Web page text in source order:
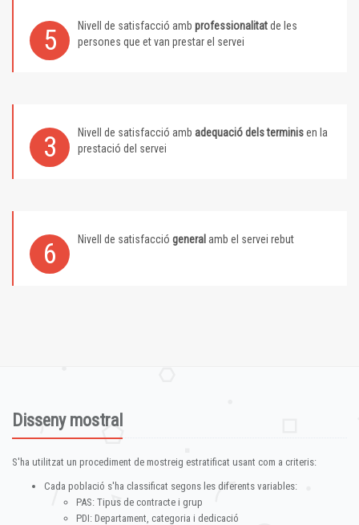
5 Nivell de satisfacció amb professionalitatde les
persones que et van prestar el servei
3 Nivell de satisfacció amb adequació dels terminisen la
prestació del servei
6 Nivell de satisfacció general amb el servei rebut
Disseny mostral
S'ha utilitzat un procediment de mostreig estratificat usant com a criteris:
Cada població s'ha classificat segons les diferents variables:
PAS: Tipus de contracte i grup
PDI: Departament, categoria i dedicació